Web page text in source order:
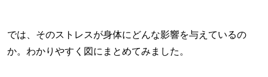
では、そのストレスが身体にどんな影響を与えているの
か。わかりやすく図にまとめてみました。